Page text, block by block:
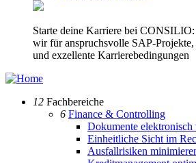
Starte deine Karriere bei
wir für anspruchsvolle SAP-Projekte,
und exzellente Karrierebedingungen
12 Fachbereiche
6 Finance & Controlling
Dokumente elektronisch
Einheitliche Sicht im
Ausfallrisiken